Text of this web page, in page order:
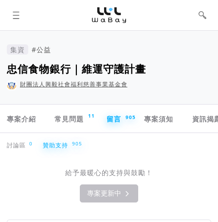
WaBay 挖貝 | 台灣最值得信賴的群眾
集資 / 群眾募資平台
集資 #公益
忠信食物銀行｜維運守護計畫
財團法人興毅社會福利慈善事業基金會
專案介紹
常見問題 11 留言 905 專案須知 資訊揭
討論區 0 贊助支持 905
給予最暖心的支持與鼓勵！
專案更新中